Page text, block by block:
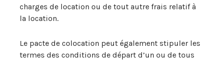
charges de location ou de tout autre frais relatif à
la location.
Le pacte de colocation peut également stipuler les
termes des conditions de départ d’un ou de tous